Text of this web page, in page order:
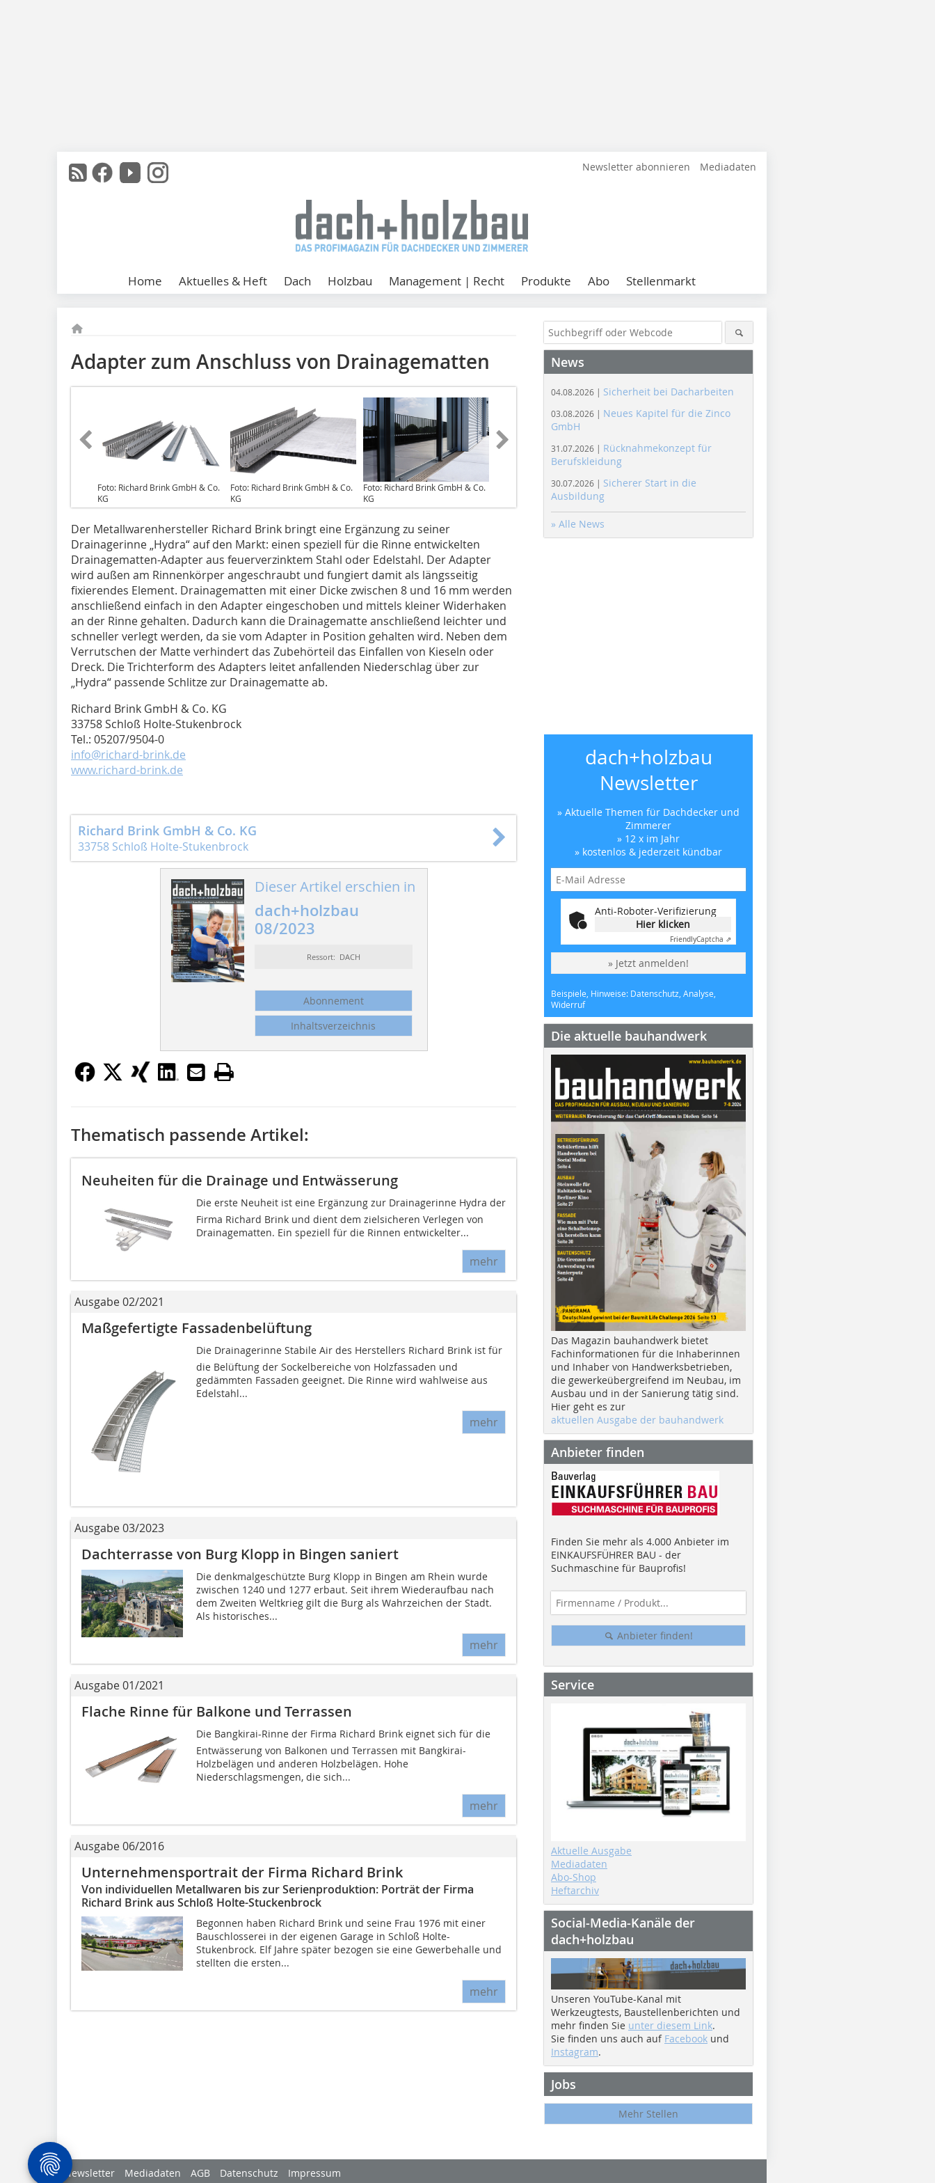
Newsletter abonnieren Mediadaten
Home Aktuelles & Heft Dach Holzbau Management | Recht Produkte Abo Stellenmarkt
Adapter zum Anschluss von Drainagematten
Foto: Richard Brink GmbH & Co.
KG
Foto: Richard Brink GmbH & Co.
KG
Foto: Richard Brink GmbH & Co.
KG
Der Metallwarenhersteller Richard Brink bringt eine Ergänzung zu seiner
Drainagerinne „Hydra“ auf den Markt: einen speziell für die Rinne entwickelten
Drainagematten-Adapter aus feuerverzinktem Stahl oder Edelstahl. Der Adapter
wird außen am Rinnenkörper angeschraubt und fungiert damit als längsseitig
fixierendes Element. Drainagematten mit einer Dicke zwischen 8 und 16 mm werden
anschließend einfach in den Adapter eingeschoben und mittels kleiner Widerhaken
an der Rinne gehalten. Dadurch kann die Drainagematte anschließend leichter und
schneller verlegt werden, da sie vom Adapter in Position gehalten wird. Neben dem
Verrutschen der Matte verhindert das Zubehörteil das Einfallen von Kieseln oder
Dreck. Die Trichterform des Adapters leitet anfallenden Niederschlag über zur
„Hydra“ passende Schlitze zur Drainagematte ab.
Richard Brink GmbH & Co. KG
33758 Schloß Holte-Stukenbrock
Tel.: 05207/9504-0
info@richard-brink.de
www.richard-brink.de
Richard Brink GmbH & Co. KG
33758 Schloß Holte-Stukenbrock
Dieser Artikel erschien in
dach+holzbau
08/2023
Ressort: DACH
Abonnement
Inhaltsverzeichnis
Thematisch passende Artikel:
Neuheiten für die Drainage und Entwässerung
Die erste Neuheit ist eine Ergänzung zur Drainagerinne Hydra der
Firma Richard Brink und dient dem zielsicheren Verlegen von
Drainagematten. Ein speziell für die Rinnen entwickelter...
mehr
Ausgabe 02/2021
Maßgefertigte Fassadenbelüftung
Die Drainagerinne Stabile Air des Herstellers Richard Brink ist für
die Belüftung der Sockelbereiche von Holzfassaden und
gedämmten Fassaden geeignet. Die Rinne wird wahlweise aus
Edelstahl...
mehr
Ausgabe 03/2023
Dachterrasse von Burg Klopp in Bingen saniert
Die denkmalgeschützte Burg Klopp in Bingen am Rhein wurde
zwischen 1240 und 1277 erbaut. Seit ihrem Wiederaufbau nach
dem Zweiten Weltkrieg gilt die Burg als Wahrzeichen der Stadt.
Als historisches...
mehr
Ausgabe 01/2021
Flache Rinne für Balkone und Terrassen
Die Bangkirai-Rinne der Firma Richard Brink eignet sich für die
Entwässerung von Balkonen und Terrassen mit Bangkirai-
Holzbelägen und anderen Holzbelägen. Hohe
Niederschlagsmengen, die sich...
mehr
Ausgabe 06/2016
Unternehmensportrait der Firma Richard Brink
Von individuellen Metallwaren bis zur Serienproduktion: Porträt der Firma
Richard Brink aus Schloß Holte-Stuckenbrock
Begonnen haben Richard Brink und seine Frau 1976 mit einer
Bauschlosserei in der eigenen Garage in Schloß Holte-
Stukenbrock. Elf Jahre später bezogen sie eine Gewerbehalle und
stellten die ersten...
mehr
News
04.08.2026 | Sicherheit bei Dacharbeiten
03.08.2026 | Neues Kapitel für die Zinco
GmbH
31.07.2026 | Rücknahmekonzept für
Berufskleidung
30.07.2026 | Sicherer Start in die
Ausbildung
» Alle News
dach+holzbau
Newsletter
» Aktuelle Themen für Dachdecker und
Zimmerer
» 12 x im Jahr
» kostenlos & jederzeit kündbar
Anti-Roboter-Verifizierung
Hier klicken
FriendlyCaptcha ⇗
» Jetzt anmelden!
Beispiele, Hinweise: Datenschutz, Analyse,
Widerruf
Die aktuelle bauhandwerk
Das Magazin bauhandwerk bietet
Fachinformationen für die Inhaberinnen
und Inhaber von Handwerksbetrieben,
die gewerkeübergreifend im Neubau, im
Ausbau und in der Sanierung tätig sind.
Hier geht es zur
aktuellen Ausgabe der bauhandwerk
Anbieter finden
Finden Sie mehr als 4.000 Anbieter im
EINKAUFSFÜHRER BAU - der
Suchmaschine für Bauprofis!
Anbieter finden!
Service
Aktuelle Ausgabe
Mediadaten
Abo-Shop
Heftarchiv
Social-Media-Kanäle der
dach+holzbau
Unseren YouTube-Kanal mit
Werkzeugtests, Baustellenberichten und
mehr finden Sie unter diesem Link.
Sie finden uns auch auf Facebook und
Instagram.
Jobs
Mehr Stellen
Newsletter Mediadaten AGB Datenschutz Impressum